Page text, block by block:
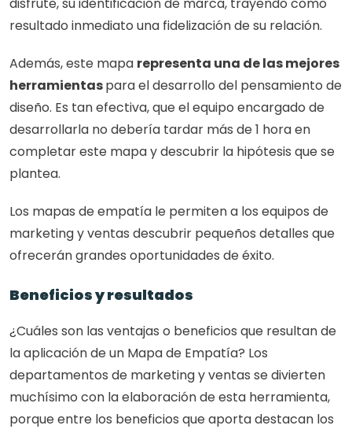
resultado inmediato una fidelización de su relación.
Además, este mapa representa una de las mejores
herramientas para el desarrollo del pensamiento de
diseño. Es tan efectiva, que el equipo encargado de
desarrollarla no debería tardar más de 1 hora en
completar este mapa y descubrir la hipótesis que se
plantea.
Los mapas de empatía le permiten a los equipos de
marketing y ventas descubrir pequeños detalles que
ofrecerán grandes oportunidades de éxito.
Beneficios y resultados
¿Cuáles son las ventajas o beneficios que resultan de
la aplicación de un Mapa de Empatía? Los
departamentos de marketing y ventas se divierten
muchísimo con la elaboración de esta herramienta,
porque entre los beneficios que aporta destacan los